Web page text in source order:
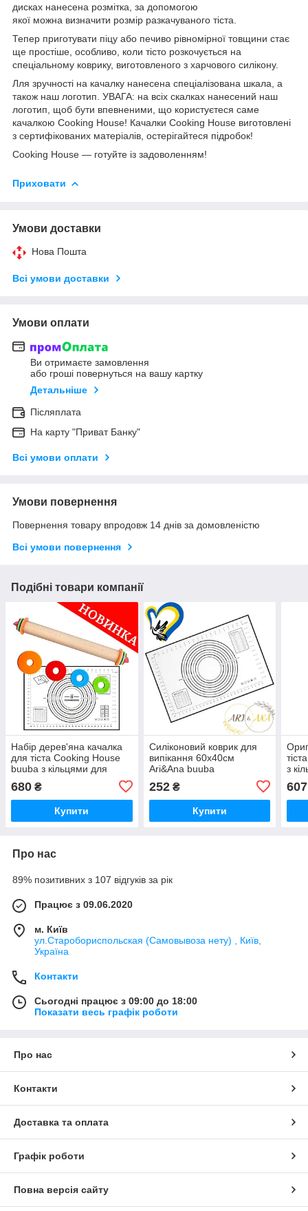
дисках нанесена розмітка, за допомогою
якої можна визначити розмір разкачуваного тіста.
Тепер приготувати піцу або печиво рівномірної товщини стає
ще простіше, особливо, коли тісто розкочується на
спеціальному коврику, виготовленого з харчового силікону.
Лля зручності на качалку нанесена спеціалізована шкала, а
також наш логотип. УВАГА: на всіх скалках нанесений наш
логотип, щоб бути впевненими, що користуєтеся саме
качалкою Сооking House! Качалки Cooking House виготовлені
з сертифікованих матеріалів, остерігайтеся підробок!
Cooking House — готуйте із задоволенням!
Приховати
Умови доставки
Нова Пошта
Всі умови доставки
Умови оплати
Ви отримаєте замовлення
або гроші повернуться на вашу картку
Детальніше
Післяплата
На карту "Приват Банку"
Всі умови оплати
Умови повернення
Повернення товару впродовж 14 днів за домовленістю
Всі умови повернення
Подібні товари компанії
Набір дерев'яна качалка
для тіста Cooking House
buuba з кільцями для
Килимок для випікання
680 ₴
Купити
Силіконовий коврик для
випікання 60х40см
Ari&Ana buuba
252₴
Купити
з
607
Про нас
89% позитивних з 107 відгуків за рік
Працює з 09.06.2020
м. Київ
ул.Старобориспольская (Самовывоза нету) , Київ,
Україна
Контакти
Сьогодні працює з 09:00 до 18:00
Показати весь графік роботи
Про нас
Контакти
Доставка та оплата
Графік роботи
Повна версія сайту